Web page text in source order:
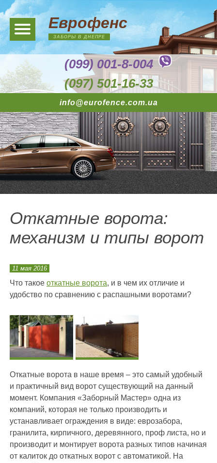
Еврофенс
ЗАБОРЫ В ДНЕПРЕ
(099) 001-8-004
(097) 501-16-33
info@eurofence.com.ua
Откатные ворота:
механизм и типы ворот
11 мая 2016
Что такое откатные ворота, и в чем их отличие и
удобство по сравнению с распашными воротами?
Откатные ворота в наше время – это самый удобный
и практичный вид ворот существующий на данный
момент. Компания «Заборный Мастер» одна из
компаний, которая не только производить и
устанавливает ограждения в виде: еврозабора,
гранилита, кирпичного, деревянного, проф листа, но и
производит и монтирует ворота разных типов начиная
от калиток до откатных ворот с автоматикой. На